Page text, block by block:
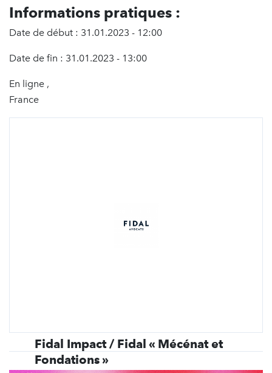
Informations pratiques :
Date de début : 31.01.2023 - 12:00
Date de fin : 31.01.2023 - 13:00
En ligne ,
France
Fidal Impact / Fidal « Mécénat et
Fondations »